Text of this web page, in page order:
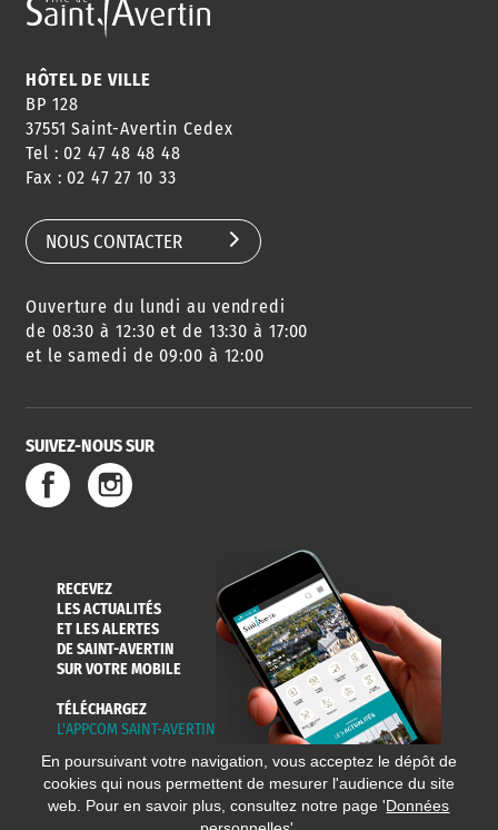
HÔTEL DE VILLE
BP 128
37551 Saint-Avertin Cedex
Tel : 02 47 48 48 48
Fax : 02 47 27 10 33
NOUS CONTACTER
Ouverture du lundi au vendredi
de 08:30 à 12:30 et de 13:30 à 17:00
et le samedi de 09:00 à 12:00
SUIVEZ-NOUS SUR
RECEVEZ
LES ACTUALITÉS
ET LES ALERTES
DE SAINT-AVERTIN
SUR VOTRE MOBILE
TÉLÉCHARGEZ
L'APPCOM SAINT-AVERTIN
En poursuivant votre navigation, vous acceptez le dépôt de
cookies qui nous permettent de mesurer l'audience du site
web. Pour en savoir plus, consultez notre page 'Données